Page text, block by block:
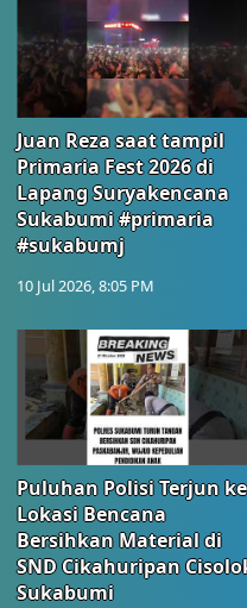
Juan Reza saat tampil
Primaria Fest 2026 di
Lapang Suryakencana
Sukabumi #primaria
#sukabumj
10 Jul 2026, 8:05 PM
Puluhan Polisi Terjun ke
Lokasi Bencana
Bersihkan Material di
SND Cikahuripan
Sukabumi